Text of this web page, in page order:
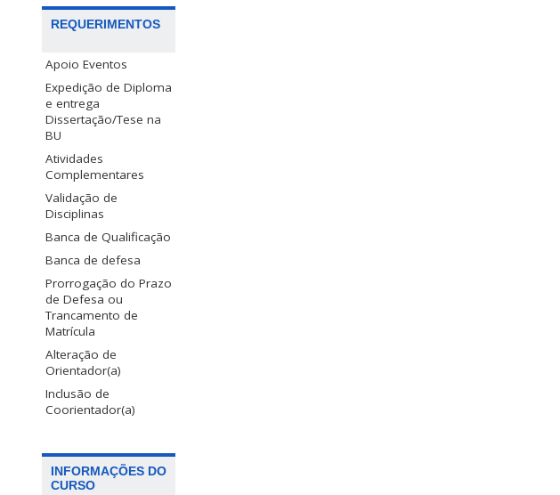
REQUERIMENTOS
Apoio Eventos
Expedição de Diploma
e entrega
Dissertação/Tese na
BU
Atividades
Complementares
Validação de
Disciplinas
Banca de Qualificação
Banca de defesa
Prorrogação do Prazo
de Defesa ou
Trancamento de
Matrícula
Alteração de
Orientador(a)
Inclusão de
Coorientador(a)
INFORMAÇÕES DO
CURSO